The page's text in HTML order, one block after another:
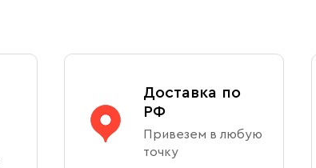
Доставка по
РФ
Привезем в любую
точку